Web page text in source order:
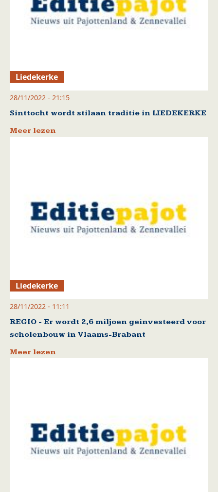
Liedekerke
28/11/2022 - 21:15
Sinttocht wordt stilaan traditie in LIEDEKERKE
Meer lezen
Liedekerke
28/11/2022 - 11:11
REGIO - Er wordt 2,6 miljoen geinvesteerd voor
scholenbouw in Vlaams-Brabant
Meer lezen